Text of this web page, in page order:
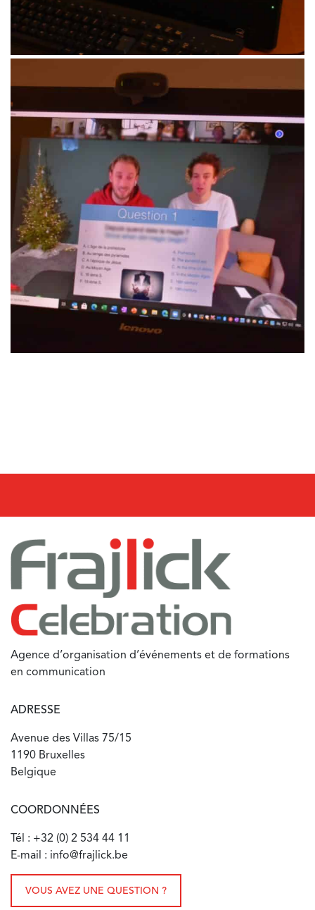
Agence d’organisation d’événements et de formations
en communication
ADRESSE
Avenue des Villas 75/15
1190 Bruxelles
Belgique
COORDONNÉES
Tél : +32 (0) 2 534 44 11
E-mail : info@frajlick.be
VOUS AVEZ UNE QUESTION ?